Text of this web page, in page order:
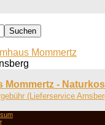
Suchen
Mommertz -
(Lieferservice